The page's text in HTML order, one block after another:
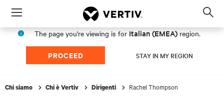
Menu
The page you're viewing is for Italian (EMEA) region.
PROCEED STAY IN MY REGION
Chi siamo Chi è Vertiv Dirigenti Rachel Thompson